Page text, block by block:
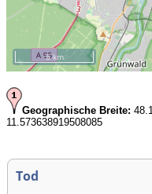
5 km
Geographische Breite:
11.573638919508085
Tod